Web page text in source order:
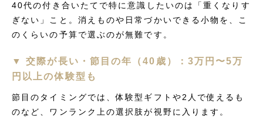
40代の付き合いたてで特に意識したいのは「重くなりす
ぎない」こと。消えものや日常づかいできる小物を、こ
のくらいの予算で選ぶのが無難です。
▼ 交際が長い・節目の年（40歳）：3万円〜5万
円以上の体験型も
節目のタイミングでは、体験型ギフトや2人で使えるも
のなど、ワンランク上の選択肢が視野に入ります。